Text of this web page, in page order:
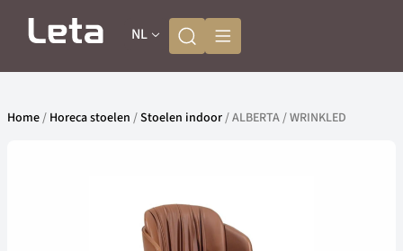
NL
Home/ Horeca stoelen /Stoelen indoor/ ALBERTA / WRINKLED